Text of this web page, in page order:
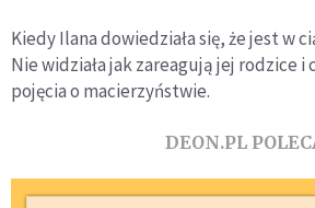
Kiedy Ilana dowiedziała się, że jest w
Nie widziała jak zareagują jej rodzice i
pojęcia o macierzyństwie.
DEON.PL